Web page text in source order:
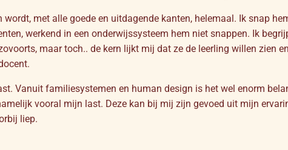
met alle goede en uitdagende kanten, helemaal. Ik snap
werkend in een onderwijssysteem hem niet snappen. Ik
maar toch.. de kern lijkt mij dat ze de leerling willen zien
Vanuit familiesystemen en human design is het wel enorm
vooral mijn last. Deze kan bij mij zijn gevoed uit mijn
liep.